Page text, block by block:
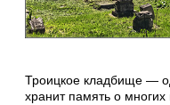
Троицкое кладбище —
хранит память о